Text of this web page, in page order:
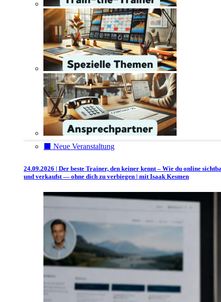
⬛️ Neue Veranstaltung
24.09.2026 | Der beste Trainer, den keiner kennt – Wie du online
und verkaufst — ohne dich zu verbiegen | mit Isaak Kesmen